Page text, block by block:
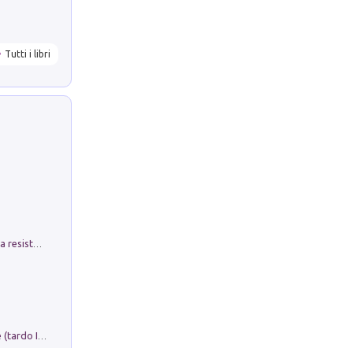
Tutti i libri
Memorial Santa Giulia. Sculture per la resistenza Monchio di Palagano